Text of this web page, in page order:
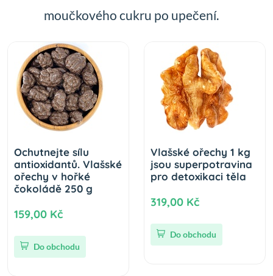
moučkového cukru po upečení.
Ochutnejte sílu
antioxidantů. Vlašské
ořechy v hořké
čokoládě 250 g
159,00 Kč
Do obchodu
Vlašské ořechy 1 kg
jsou superpotravina
pro detoxikaci těla
319,00 Kč
Do obchodu